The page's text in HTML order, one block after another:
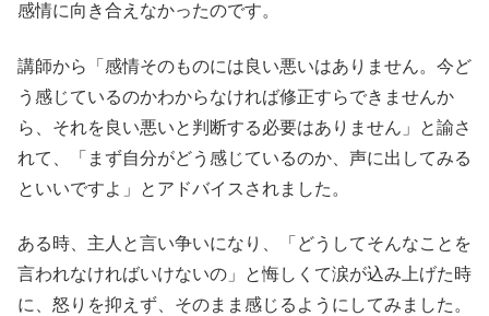
感情に向き合えなかったのです。
講師から「感情そのものには良い悪いはありません。今ど
う感じているのかわからなければ修正すらできませんか
ら、それを良い悪いと判断する必要はありません」と諭さ
れて、「まず自分がどう感じているのか、声に出してみる
といいですよ」とアドバイスされました。
ある時、主人と言い争いになり、「どうしてそんなことを
言われなければいけないの」と悔しくて涙が込み上げた時
に、怒りを抑えず、そのまま感じるようにしてみました。